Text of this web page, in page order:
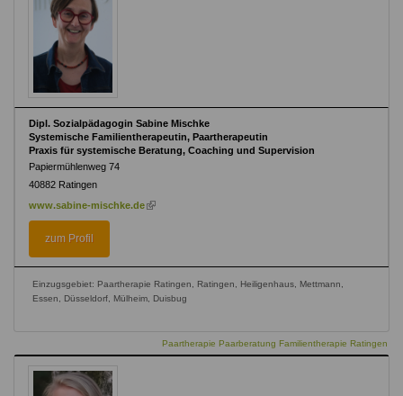
Dipl. Sozialpädagogin Sabine Mischke
Systemische Familientherapeutin, Paartherapeutin
Praxis für systemische Beratung, Coaching und Supervision
Papiermühlenweg 74
40882 Ratingen
www.sabine-mischke.de (link
zum Profil
Einzugsgebiet: Paartherapie Ratingen, Ratingen, Heiligenhaus, Mettmann,
Essen, Düsseldorf, Mülheim, Duisbug
Paartherapie Paarberatung Familientherapie Ratingen